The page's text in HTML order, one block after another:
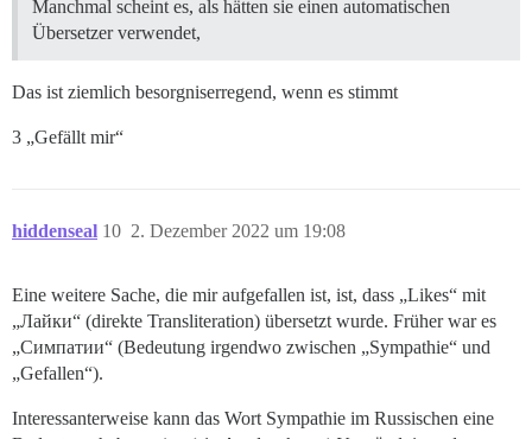
Manchmal scheint es, als hätten sie einen automatischen
Übersetzer verwendet,
Das ist ziemlich besorgniserregend, wenn es stimmt
3 „Gefällt mir“
hiddenseal 2. Dezember 2022 um 19:08
10
Eine weitere Sache, die mir aufgefallen ist, ist, dass „Likes“ mit
„Лайки“ (direkte Transliteration) übersetzt wurde. Früher war es
„Симпатии“ (Bedeutung irgendwo zwischen „Sympathie“ und
„Gefallen“).
Interessanterweise kann das Wort Sympathie im Russischen eine